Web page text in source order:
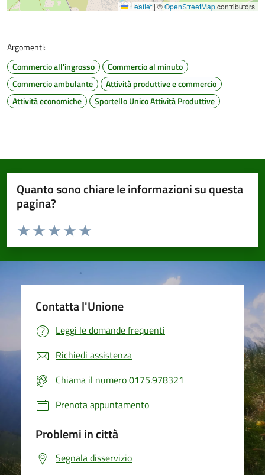
Leaflet|©OpenStreetMapcontributors
Argomenti:
Commercio all'ingrosso
Commercio al minuto
Commercio ambulante
Attività produttive e commercio
Attività economiche
Sportello Unico Attività Produttive
Quanto sono chiare le informazioni su questa
pagina?
Valuta da 1 a 5 stelle la pagina
Valuta 5 stelle su 5
Valuta 4 stelle su 5
Valuta 3 stelle su 5
Valuta 2 stelle su 5
Valuta 1 stelle su 5
Contatta l'Unione
Leggi le domande frequenti
Richiedi assistenza
Chiama il numero 0175.978321
Prenota appuntamento
Problemi in città
Segnala disservizio